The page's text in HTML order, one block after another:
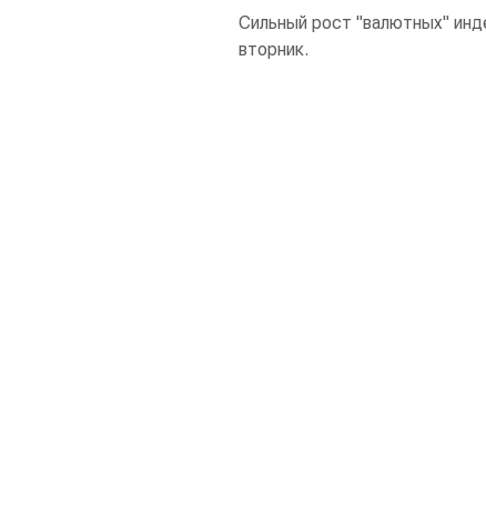
Сильный рост "валютных"
вторник.